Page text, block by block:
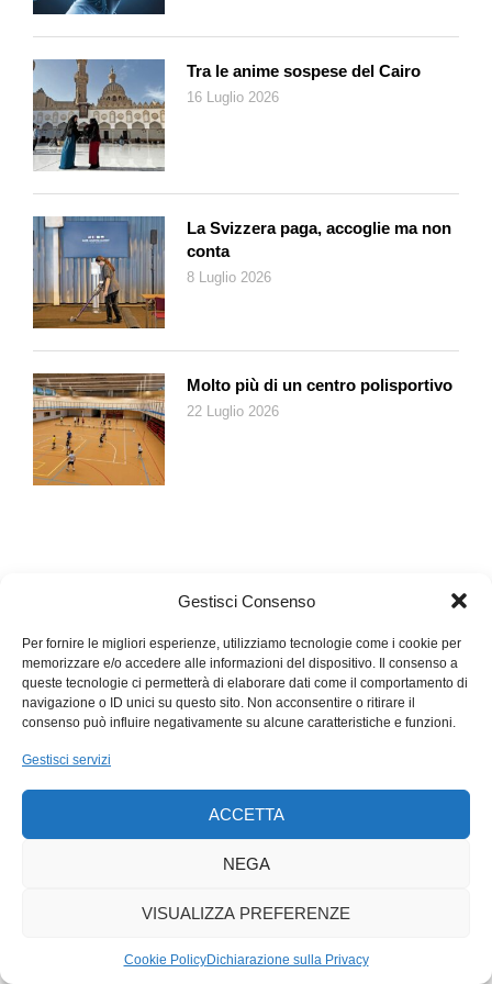
Gestisci Consenso
Per fornire le migliori esperienze, utilizziamo tecnologie come i cookie per
memorizzare e/o accedere alle informazioni del dispositivo. Il consenso a
queste tecnologie ci permetterà di elaborare dati come il comportamento di
navigazione o ID unici su questo sito. Non acconsentire o ritirare il
consenso può influire negativamente su alcune caratteristiche e funzioni.
Gestisci servizi
ACCETTA
NEGA
VISUALIZZA PREFERENZE
Cookie PolicyDichiarazione sulla Privacy
Informazioni e iscrizion
www.mediablenio.com
Tra le anime sospese del Cairo
16 Luglio 2026
La Svizzera paga, accoglie ma non
conta
8 Luglio 2026
Molto più di un centro polisportivo
22 Luglio 2026